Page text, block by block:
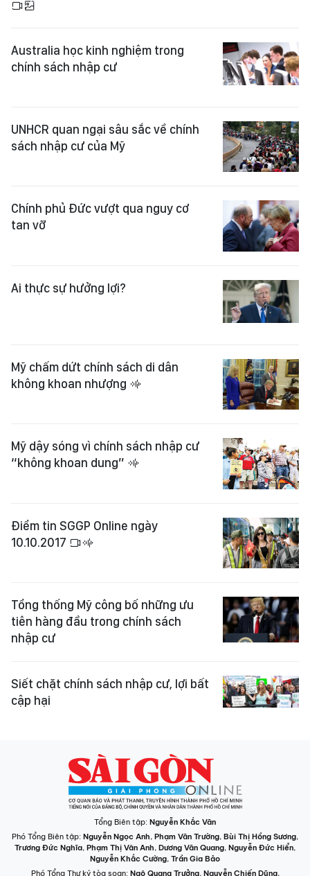
Australia học kinh nghiệm trong
chính sách nhập cư
UNHCR quan ngại sâu sắc về chính
sách nhập cư của Mỹ
Chính phủ Đức vượt qua nguy cơ
tan vỡ
Ai thực sự hưởng lợi?
Mỹ chấm dứt chính sách di dân
không khoan nhượng
Mỹ dậy sóng vì chính sách nhập cư
“không khoan dung”
Điểm tin SGGP Online ngày
10.10.2017
Tổng thống Mỹ công bố những ưu
tiên hàng đầu trong chính sách
nhập cư
Siết chặt chính sách nhập cư, lợi bất
cập hại
Tổng Biên tập: Nguyễn Khắc Văn
Phó Tổng Biên tập: Nguyễn Ngọc Anh, Phạm Văn Trường, Bùi Thị Hồng Sương,
Trương Đức Nghĩa, Phạm Thị Vân Anh, Dương Văn Quang, Nguyễn Đức Hiển,
Nguyễn Khắc Cường, Trần Gia Bảo
Phó Tổng Thư ký tòa soạn: Ngô Quang Trưởng, Nguyễn Chiến Dũng,